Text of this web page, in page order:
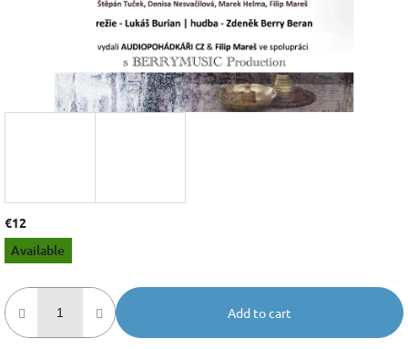
€12
Measure
price:
Available
Add to cart